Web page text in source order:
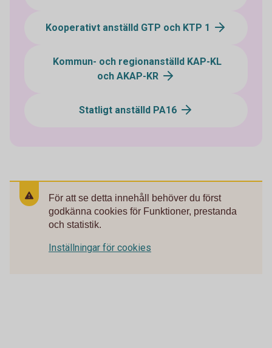
Kooperativt anställd GTP och KTP 1
Kommun- och regionanställd KAP-KL
och AKAP-KR
Statligt anställd PA16
För att se detta innehåll behöver du först
godkänna cookies för Funktioner, prestanda
och statistik.
Inställningar för cookies